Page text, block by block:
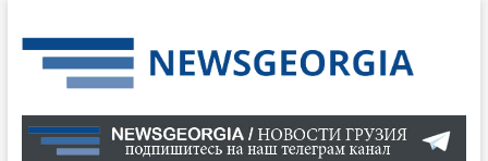
to
content
О